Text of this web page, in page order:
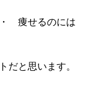
・ 痩せるのには
だと思います。